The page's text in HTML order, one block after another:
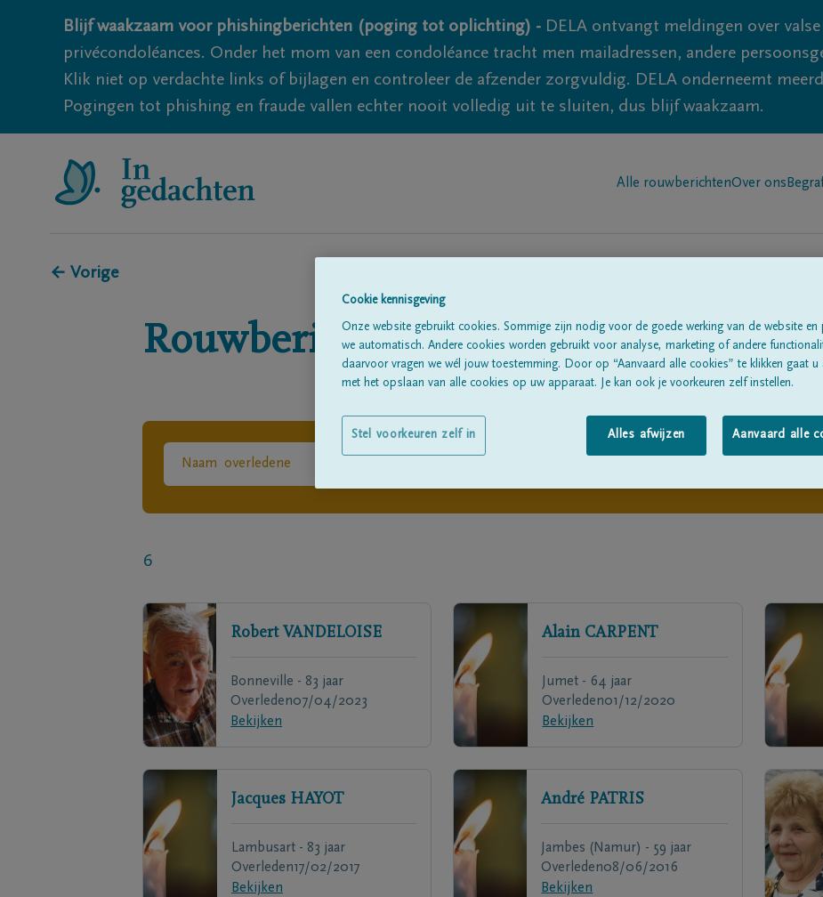
Blijf waakzaam voor phishingberichten (poging tot oplichting) - DELA ontvangt meldingen over
privécondoléances. Onder het mom van een condoléance tracht men mailadressen, andere
Klik niet op verdachte links of bijlagen en controleer de afzender zorgvuldig. DELA onderneemt
Pogingen tot phishing en fraude vallen echter nooit volledig uit te sluiten, dus blijf waakzaam.
Alle rouwberichtenOver ons
← Vorige
Rouwberichten in 'Lambusart'
6
Robert VANDELOISE
Bonneville - 83 jaar
Overleden07/04/2023
Bekijken
Alain CARPENT
Jumet - 64 jaar
Overleden01/12/2020
Bekijken
Jacques HAYOT
Lambusart - 83 jaar
Overleden17/02/2017
Bekijken
André PATRIS
Jambes (Namur) - 59 jaar
Overleden08/06/2016
Bekijken
Cookie kennisgeving
Onze website gebruikt cookies. Sommige zijn nodig voor de goede werking van de website en
we automatisch. Andere cookies worden gebruikt voor analyse, marketing of andere
daarvoor vragen we wél jouw toestemming. Door op “Aanvaard alle cookies” te klikken gaat u
met het opslaan van alle cookies op uw apparaat. Je kan ook je voorkeuren zelf instellen.
Alles afwijzen Aanvaard alle
Stel voorkeuren zelf in